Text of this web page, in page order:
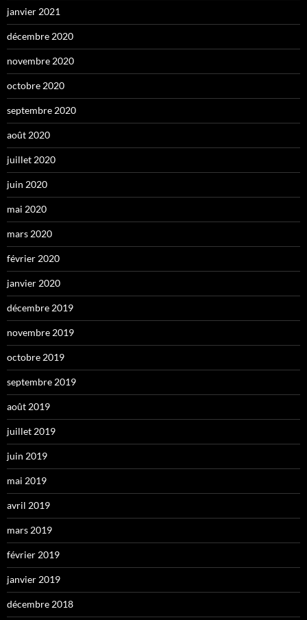
janvier 2021
décembre 2020
novembre 2020
octobre 2020
septembre 2020
août 2020
juillet 2020
juin 2020
mai 2020
mars 2020
février 2020
janvier 2020
décembre 2019
novembre 2019
octobre 2019
septembre 2019
août 2019
juillet 2019
juin 2019
mai 2019
avril 2019
mars 2019
février 2019
janvier 2019
décembre 2018